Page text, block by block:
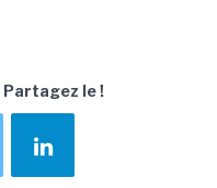
Partagez le !